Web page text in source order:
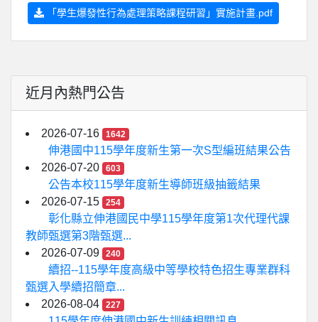
「學生爆發性行為處理策略課程研習」實施計畫.pdf
近月內熱門公告
2026-07-16 1642
伸港國中115學年度新生第一次S型編班結果公告
2026-07-20
603
公告本校115學年度新生導師班級抽籤結果
2026-07-15
254
彰化縣立伸港國民中學115學年度第1次代理代課
教師甄選第3階甄選...
2026-07-09
240
續招--115學年度高級中等學校特色招生專業群科
甄選入學續招簡章...
2026-08-04
227